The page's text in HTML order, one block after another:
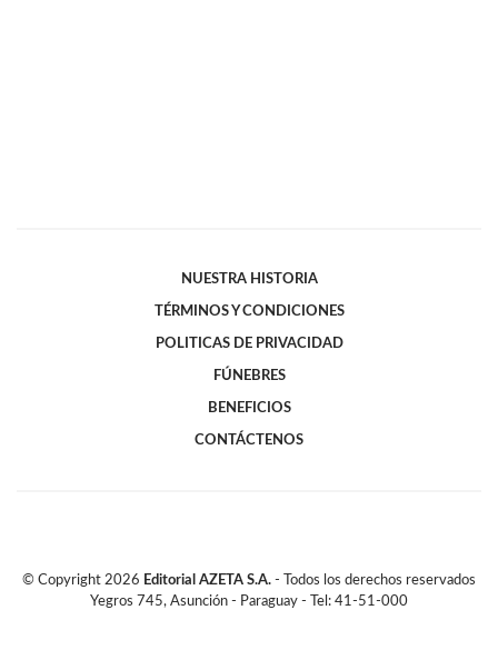
NUESTRA HISTORIA
TÉRMINOS Y CONDICIONES
POLITICAS DE PRIVACIDAD
FÚNEBRES
BENEFICIOS
CONTÁCTENOS
© Copyright 2026 Editorial AZETA S.A. - Todos los derechos reservados
Yegros 745, Asunción - Paraguay - Tel: 41-51-000